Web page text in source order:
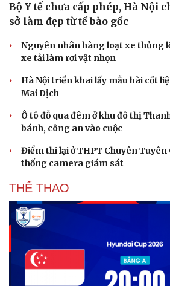
Sức khỏe
Dinh dưỡng - món ngon
Cây thuốc
Sản phụ khoa
Nam khoa
Làm đẹp - giảm cân
Ăn sạch sống khỏe
Đời
Blog
Bộ Y tế chưa cấp phép, Hà Nội
sở làm đẹp từ tế bào gốc
Nguyên nhân hàng loạt xe thủng
xe tải làm rơi vật nhọn
Hà Nội triển khai lấy mẫu hài cốt
Mai Dịch
Ô tô đỗ qua đêm ở khu đô thị
bánh, công an vào cuộc
Điểm thi lại ở THPT Chuyên Tuyên
thống camera giám sát
THỂ THAO